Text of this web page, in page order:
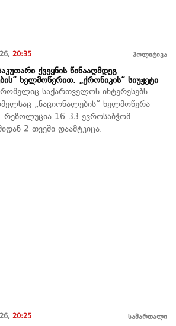
20:35 პოლიტიკა
ქვეყნის წინააღმდეგ
ხელმოწერით. „ქრონიკის“ სიუჟეტი
საქართველოს ინტერესებს
„ნაციონალების“ ხელმოწერა
რეზოლუცია 16 33 ევროსაბჭომ
2 თვეში დაამტკიცა.
20:25 სამართალი